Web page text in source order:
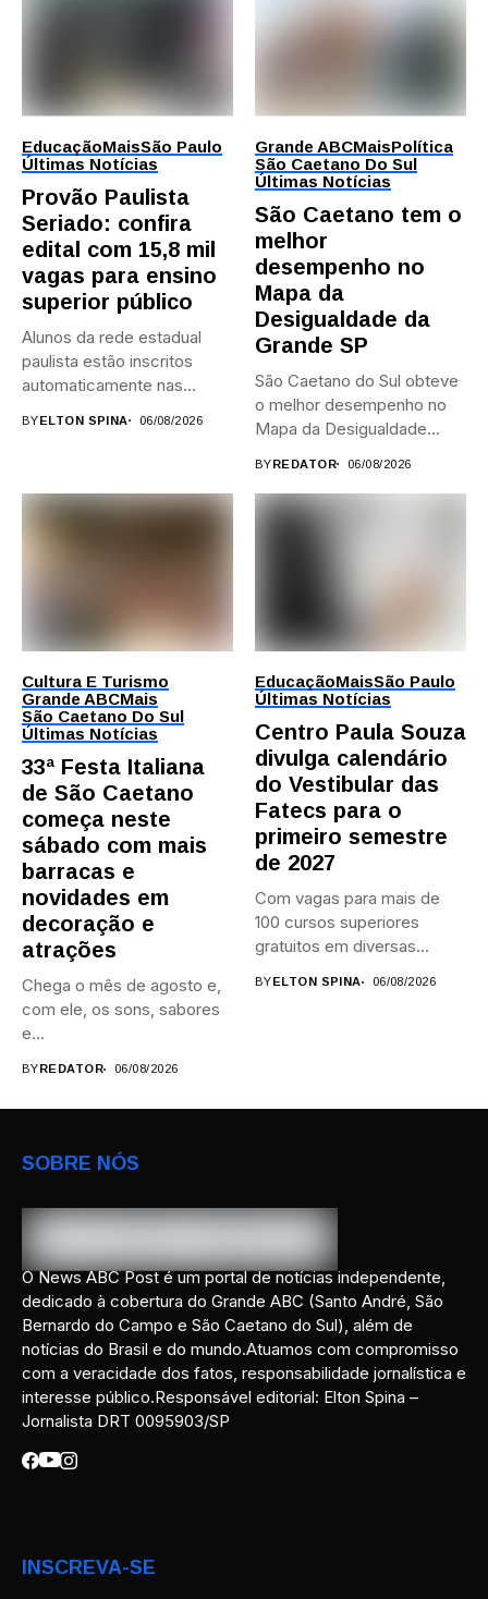
EducaçãoMaisSão Paulo
Últimas Notícias
Provão Paulista
Seriado: confira
edital com 15,8 mil
vagas para ensino
superior público
Alunos da rede estadual
paulista estão inscritos
automaticamente nas
BYELTON SPINA 06/08/2026
Grande ABCMaisPolítica
São Caetano Do Sul
Últimas Notícias
São Caetano tem o
melhor
desempenho no
Mapa da
Desigualdade da
Grande SP
São Caetano do Sul obteve
o melhor desempenho no
Mapa da Desigualdade...
BYREDATOR 06/08/2026
Cultura E Turismo
Grande ABCMais
São Caetano Do Sul
Últimas Notícias
33ª Festa Italiana
de São Caetano
começa neste
sábado com mais
barracas e
novidades em
decoração e
atrações
Chega o mês de agosto e,
com ele, os sons, sabores
e...
BYREDATOR 06/08/2026
EducaçãoMaisSão Paulo
Últimas Notícias
Centro Paula Souza
divulga calendário
do Vestibular das
Fatecs para o
primeiro semestre
de 2027
Com vagas para mais de
100 cursos superiores
gratuitos em diversas
BYELTON SPINA 06/08/2026
SOBRE NÓS
O News ABC Post é um portal de notícias independente,
dedicado à cobertura do Grande ABC (Santo André, São
Bernardo do Campo e São Caetano do Sul), além de
notícias do Brasil e do mundo.Atuamos com compromisso
com a veracidade dos fatos, responsabilidade jornalística e
interesse público.Responsável editorial: Elton Spina –
Jornalista DRT 0095903/SP
INSCREVA-SE